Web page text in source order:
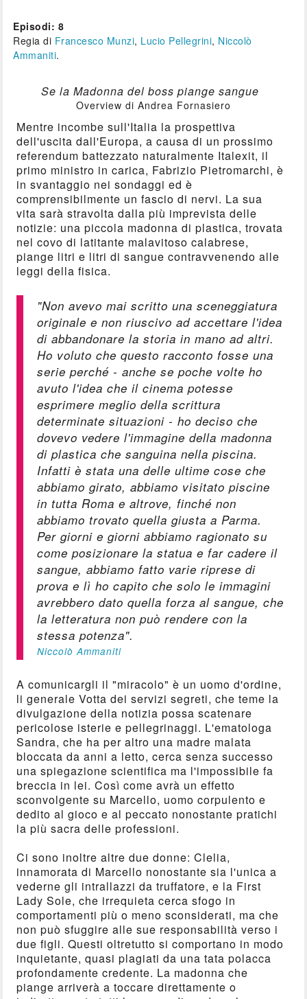
Episodi: 8
Regia di Francesco Munzi, Lucio Pellegrini, Niccolò
Ammaniti.
Se la Madonna del boss piange sangue
Overview di Andrea Fornasiero
Mentre incombe sull'Italia la prospettiva
dell'uscita dall'Europa, a causa di un prossimo
referendum battezzato naturalmente Italexit, il
primo ministro in carica, Fabrizio Pietromarchi, è
in svantaggio nei sondaggi ed è
comprensibilmente un fascio di nervi. La sua
vita sarà stravolta dalla più imprevista delle
notizie: una piccola madonna di plastica, trovata
nel covo di latitante malavitoso calabrese,
piange litri e litri di sangue contravvenendo alle
leggi della fisica.
"Non avevo mai scritto una sceneggiatura
originale e non riuscivo ad accettare l'idea
di abbandonare la storia in mano ad altri.
Ho voluto che questo racconto fosse una
serie perché - anche se poche volte ho
avuto l'idea che il cinema potesse
esprimere meglio della scrittura
determinate situazioni - ho deciso che
dovevo vedere l'immagine della madonna
di plastica che sanguina nella piscina.
Infatti è stata una delle ultime cose che
abbiamo girato, abbiamo visitato piscine
in tutta Roma e altrove, finché non
abbiamo trovato quella giusta a Parma.
Per giorni e giorni abbiamo ragionato su
come posizionare la statua e far cadere il
sangue, abbiamo fatto varie riprese di
prova e lì ho capito che solo le immagini
avrebbero dato quella forza al sangue, che
la letteratura non può rendere con la
stessa potenza".
Niccolò Ammaniti
A comunicargli il "miracolo" è un uomo d'ordine,
li generale Votta dei servizi segreti, che teme la
divulgazione della notizia possa scatenare
pericolose isterie e pellegrinaggi. L'ematologa
Sandra, che ha per altro una madre malata
bloccata da anni a letto, cerca senza successo
una spiegazione scientifica ma l'impossibile fa
breccia in lei. Così come avrà un effetto
sconvolgente su Marcello, uomo corpulento e
dedito al gioco e al peccato nonostante pratichi
la più sacra delle professioni.
Ci sono inoltre altre due donne: Clelia,
innamorata di Marcello nonostante sia l'unica a
vederne gli intrallazzi da truffatore, e la First
Lady Sole, che irrequieta cerca sfogo in
comportamenti più o meno sconsiderati, ma che
non può sfuggire alle sue responsabilità verso i
due figli. Questi oltretutto si comportano in modo
inquietante, quasi plagiati da una tata polacca
profondamente credente. La madonna che
piange arriverà a toccare direttamente o